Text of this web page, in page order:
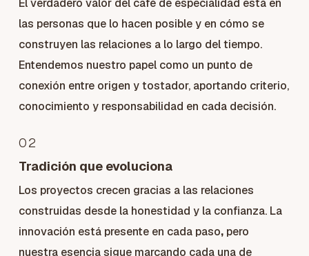
El verdadero valor del café de especialidad está en
las personas que lo hacen posible y en cómo se
construyen las relaciones a lo largo del tiempo.
Entendemos nuestro papel como un punto de
conexión entre origen y tostador, aportando criterio,
conocimiento y responsabilidad en cada decisión.
02
Tradición que evoluciona
Los proyectos crecen gracias a las relaciones
construidas desde la honestidad y la confianza. La
innovación está presente en cada paso, pero
nuestra esencia sigue marcando cada una de